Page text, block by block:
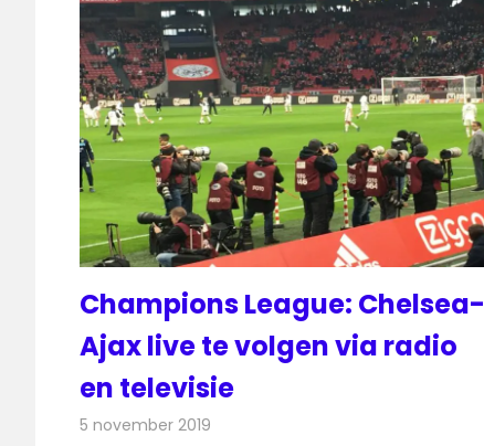
Champions League: Chelsea-
Ajax live te volgen via radio
en televisie
5 november 2019